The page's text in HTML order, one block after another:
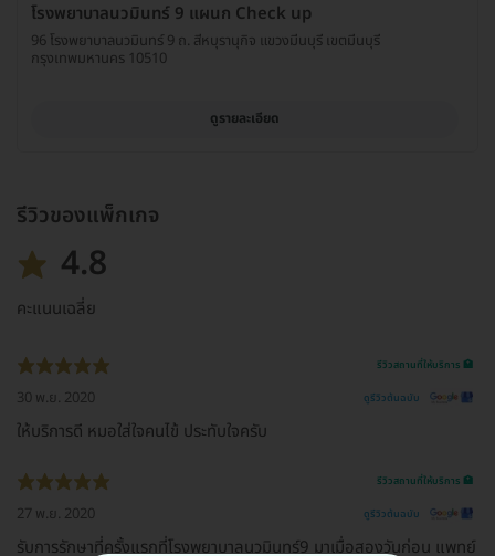
โรงพยาบาลนวมินทร์ 9 แผนก Check up
96 โรงพยาบาลนวมินทร์ 9 ถ. สีหบุรานุกิจ แขวงมีนบุรี เขตมีนบุรี
กรุงเทพมหานคร 10510
ดูรายละเอียด
รีวิวของแพ็กเกจ
4.8
คะแนนเฉลี่ย
รีวิวสถานที่ให้บริการ 🏥
30 พ.ย. 2020 ดูรีวิวต้นฉบับ
ให้บริการดี หมอใส่ใจคนไข้ ประทับใจครับ
รีวิวสถานที่ให้บริการ 🏥
27 พ.ย. 2020 ดูรีวิวต้นฉบับ
รับการรักษาที่ครั้งแรกที่โรงพยาบาลนวมินทร์9 มาเมื่อสองวันก่อน แพทย์